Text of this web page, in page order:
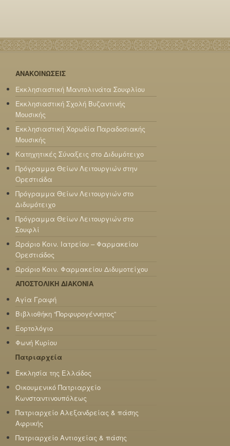
ΑΝΑΚΟΙΝΩΣΕΙΣ
Εκκλησιαστική Μαντολινάτα Σουφλίου
Εκκλησιαστική Σχολή Βυζαντινής
Μουσικής
Εκκλησιαστική Χορωδία Παραδοσιακής
Μουσικής
Κατηχητικές Σύναξεις στο Διδυμότειχο
Πρόγραμμα Θείων Λειτουργιών στην
Ορεστιάδα
Πρόγραμμα Θείων Λειτουργιών στο
Διδυμότειχο
Πρόγραμμα Θείων Λειτουργιών στο
Σουφλί
Ωράριο Κοιν. Ιατρείου – Φαρμακείου
Ορεστιάδος
Ωράριο Κοιν. Φαρμακείου Διδυμοτείχου
ΑΠΟΣΤΟΛΙΚΗ ΔΙΑΚΟΝΙΑ
Αγία Γραφή
Βιβλιοθήκη “Πορφυρογέννητος”
Εορτολόγιο
Φωνή Κυρίου
Πατριαρχεία
Εκκλησία της Ελλάδος
Οικουμενικό Πατριαρχείο
Κωνσταντινουπόλεως
Πατριαρχείο Αλεξανδρείας & πάσης
Αφρικής
Πατριαρχείο Αντιοχείας & πάσης